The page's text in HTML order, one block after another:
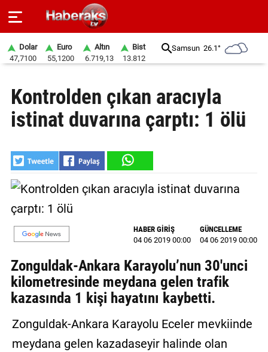
SPOR
YAŞAM
EKONOMİ
BELEDİYELER
SAĞLIK
SİYASET
EĞİTİM
GALERİ
YAZARLAR
Dolar
47,7100
Euro
55,1200
Altın
6.719,13
Bist
13.812
Samsun 26.1°
Kontrolden çıkan aracıyla
istinat duvarına çarptı: 1 ölü
HABER GİRİŞ
04 06 2019 00:00
GÜNCELLEME
04 06 2019 00:00
Zonguldak-Ankara Karayolu’nun 30'unci
kilometresinde meydana gelen trafik
kazasında 1 kişi hayatını kaybetti.
Zonguldak-Ankara Karayolu Eceler mevkiinde
meydana gelen kazadaseyir halinde olan